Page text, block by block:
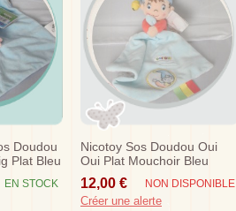
Doudou
Plat Bleu
EN STOCK
Nicotoy Sos Doudou Oui
Oui Plat Mouchoir Bleu
12,00 € NON DISPONIBLE
Créer une alerte